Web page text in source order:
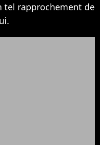
tel rapprochement de